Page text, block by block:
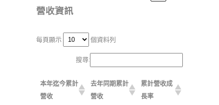
營收資訊
每頁顯示 個資料列
搜尋:
本年迄今累計
營收
去年同期累計
營收
累計營收成
長率